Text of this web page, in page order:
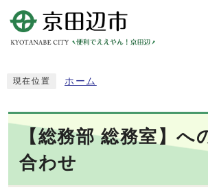
現在位置 ホーム
【総務部 総務室】へ
合わせ